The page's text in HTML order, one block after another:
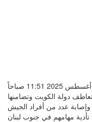
كتب ناصر المحيسن - الكويت في الأحد 10 أغسطس 2025 11:51 صباحاً
دولة الكويت وتضامنها
وإصابة عدد من أفراد الجيش